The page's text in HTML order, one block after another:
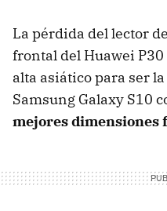
La pérdida del lector
frontal del Huawei P30
alta asiático para ser
Samsung Galaxy S10
mejores dimensiones